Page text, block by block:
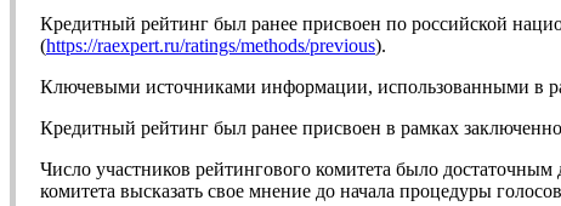
Кредитный рейтинг был ранее присвоен по российской
(https://raexpert.ru/ratings/methods/previous).
Ключевыми источниками информации, использованными в
Кредитный рейтинг был ранее присвоен в рамках
Число участников рейтингового комитета было
комитета высказать свое мнение до начала процедуры